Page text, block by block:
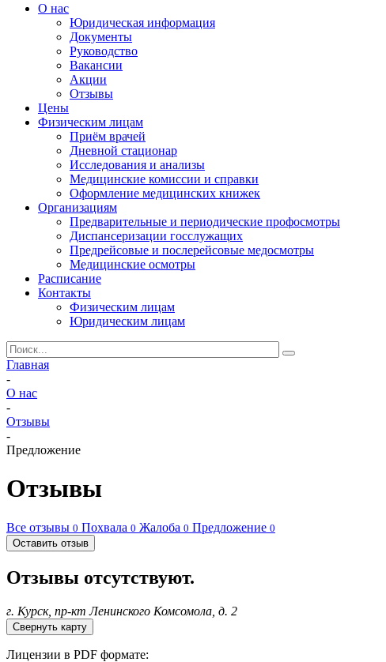
О нас
Юридическая информация
Документы
Руководство
Вакансии
Акции
Отзывы
Цены
Физическим лицам
Приём врачей
Дневной стационар
Исследования и анализы
Медицинские комиссии и справки
Оформление медицинских книжек
Организациям
Предварительные и периодические профосмотры
Диспансеризации госслужащих
Предрейсовые и послерейсовые медосмотры
Медицинские осмотры
Расписание
Контакты
Физическим лицам
Юридическим лицам
Главная
-
О нас
-
Отзывы
-
Предложение
Отзывы
Все отзывы 0 Похвала 0 Жалоба 0 Предложение 0
Оставить отзыв
Отзывы отсутствуют.
г. Курск, пр-кт Ленинского Комсомола, д. 2
Свернуть карту
Лицензии в PDF формате: